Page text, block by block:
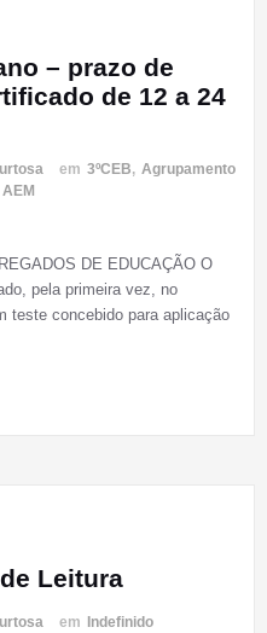
– prazo de
de 12 a 24
em 3ºCEB, Agrupamento
DE EDUCAÇÃO O
pela primeira vez, no
teste concebido para aplicação
Leitura
em Indefinido